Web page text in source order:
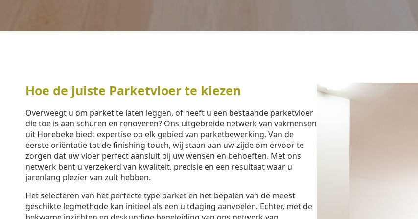
Hoe de juiste Parketvloer te kiezen
Overweegt u om parket te laten leggen, of heeft u een bestaande parketvloer
die toe is aan schuren en renoveren? Ons uitgebreide netwerk van vakmensen
uit Horebeke biedt expertise op elk gebied van parketbewerking. Van de
eerste oriëntatie tot de finishing touch, wij staan aan uw zijde om ervoor te
zorgen dat uw vloer perfect aansluit bij uw wensen en behoeften. Met ons
netwerk bent u verzekerd van kwaliteit, precisie en een resultaat waar u
jarenlang plezier van zult hebben.
Het selecteren van het perfecte type parket en het bepalen van de meest
geschikte legmethode kan initieel als een uitdaging aanvoelen. Echter, met de